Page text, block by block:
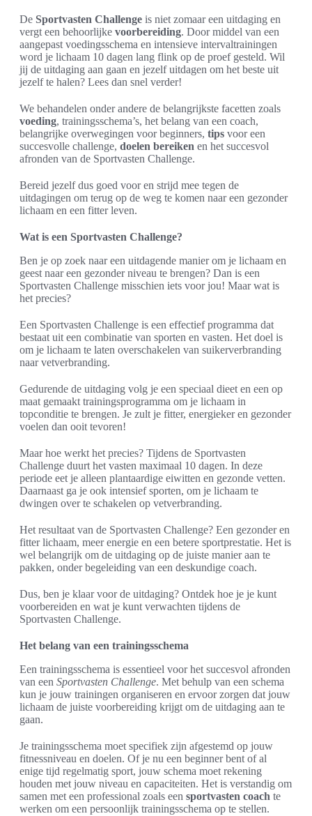
De Sportvasten Challenge is niet zomaar een uitdaging en
vergt een behoorlijke voorbereiding. Door middel van een
aangepast voedingsschema en intensieve intervaltrainingen
word je lichaam 10 dagen lang flink op de proef gesteld. Wil
jij de uitdaging aan gaan en jezelf uitdagen om het beste uit
jezelf te halen? Lees dan snel verder!
We behandelen onder andere de belangrijkste facetten zoals
voeding, trainingsschema’s, het belang van een coach,
belangrijke overwegingen voor beginners, tips voor een
succesvolle challenge, doelen bereiken en het succesvol
afronden van de Sportvasten Challenge.
Bereid jezelf dus goed voor en strijd mee tegen de
uitdagingen om terug op de weg te komen naar een gezonder
lichaam en een fitter leven.
Wat is een Sportvasten Challenge?
Ben je op zoek naar een uitdagende manier om je lichaam en
geest naar een gezonder niveau te brengen? Dan is een
Sportvasten Challenge misschien iets voor jou! Maar wat is
het precies?
Een Sportvasten Challenge is een effectief programma dat
bestaat uit een combinatie van sporten en vasten. Het doel is
om je lichaam te laten overschakelen van suikerverbranding
naar vetverbranding.
Gedurende de uitdaging volg je een speciaal dieet en een op
maat gemaakt trainingsprogramma om je lichaam in
topconditie te brengen. Je zult je fitter, energieker en gezonder
voelen dan ooit tevoren!
Maar hoe werkt het precies? Tijdens de Sportvasten
Challenge duurt het vasten maximaal 10 dagen. In deze
periode eet je alleen plantaardige eiwitten en gezonde vetten.
Daarnaast ga je ook intensief sporten, om je lichaam te
dwingen over te schakelen op vetverbranding.
Het resultaat van de Sportvasten Challenge? Een gezonder en
fitter lichaam, meer energie en een betere sportprestatie. Het is
wel belangrijk om de uitdaging op de juiste manier aan te
pakken, onder begeleiding van een deskundige coach.
Dus, ben je klaar voor de uitdaging? Ontdek hoe je je kunt
voorbereiden en wat je kunt verwachten tijdens de
Sportvasten Challenge.
Het belang van een trainingsschema
Een trainingsschema is essentieel voor het succesvol afronden
van een Sportvasten Challenge. Met behulp van een schema
kun je jouw trainingen organiseren en ervoor zorgen dat jouw
lichaam de juiste voorbereiding krijgt om de uitdaging aan te
gaan.
Je trainingsschema moet specifiek zijn afgestemd op jouw
fitnessniveau en doelen. Of je nu een beginner bent of al
enige tijd regelmatig sport, jouw schema moet rekening
houden met jouw niveau en capaciteiten. Het is verstandig om
samen met een professional zoals een sportvasten coach te
werken om een persoonlijk trainingsschema op te stellen.